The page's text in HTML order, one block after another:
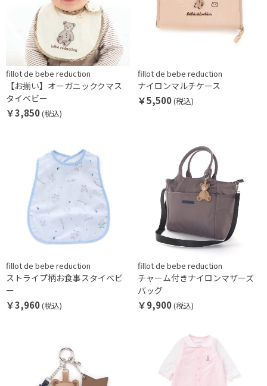
fillot de bebe reduction
【お揃い】オーガニッククマス
タイベビー
￥3,850(税込)
fillot de bebe reduction
ナイロンマルチケース
￥5,500(税込)
fillot de bebe reduction
ストライプ柄お食事スタイベビ
ー
￥3,960(税込)
fillot de bebe reduction
チャーム付きナイロンマザーズ
バッグ
￥9,900(税込)